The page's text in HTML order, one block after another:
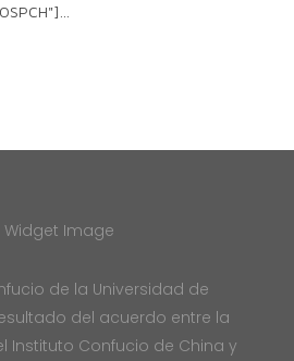
de la Universidad de
del acuerdo entre la
Instituto Confucio de China y